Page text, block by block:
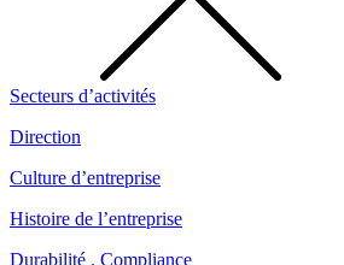
Secteurs d’activités
Direction
Culture d’entreprise
Histoire de l’entreprise
Durabilité . Compliance